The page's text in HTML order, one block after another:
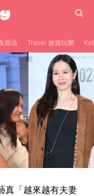
甜品 Travel 旅遊玩樂
真「越來越有夫妻